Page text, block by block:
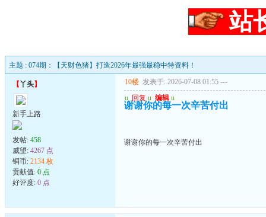
站
主题 : 074期：【天财色猪】打造2026年最强最稳中特资料！
【丫头】
新手上路
发帖: 458
威望: 4267 点
铜币: 2134 枚
贡献值: 0 点
好评度: 0 点
10楼 发表于: 2026-07-08 01:55 ---
u 回复 u 编辑 u
谢谢你的每一次辛苦付出
谢谢你的每一次辛苦付出